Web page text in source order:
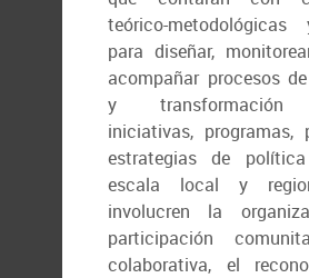
teórico-
para diseñar,
acompañar procesos
y transformación
iniciativas, programas,
estrategias de
escala local y
involucren la
participación
colaborativa, el